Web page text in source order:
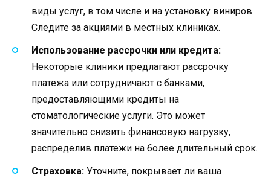
виды услуг, в том числе и на установку виниров.
Следите за акциями в местных клиниках.
Использование рассрочки или кредита:
Некоторые клиники предлагают рассрочку
платежа или сотрудничают с банками,
предоставляющими кредиты на
стоматологические услуги. Это может
значительно снизить финансовую нагрузку,
распределив платежи на более длительный срок.
Страховка: Уточните, покрывает ли ваша